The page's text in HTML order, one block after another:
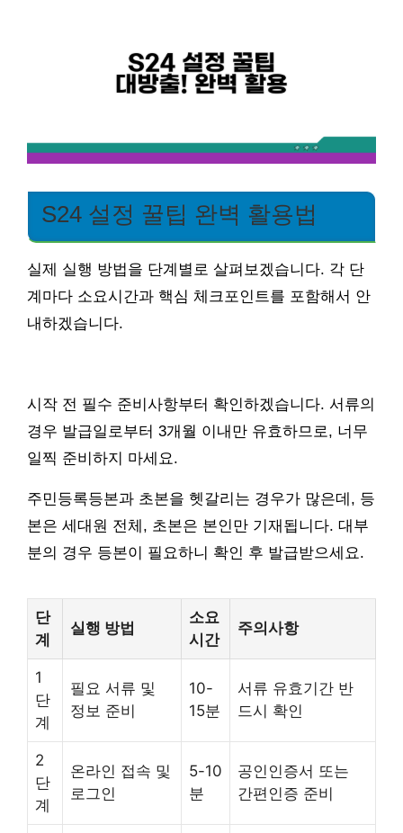
S24 설정 꿀팁 완벽 활용법
실제 실행 방법을 단계별로 살펴보겠습니다. 각 단
계마다 소요시간과 핵심 체크포인트를 포함해서 안
내하겠습니다.
시작 전 필수 준비사항부터 확인하겠습니다. 서류의
경우 발급일로부터 3개월 이내만 유효하므로, 너무
일찍 준비하지 마세요.
주민등록등본과 초본을 헷갈리는 경우가 많은데, 등
본은 세대원 전체, 초본은 본인만 기재됩니다. 대부
분의 경우 등본이 필요하니 확인 후 발급받으세요.
단
계
실행 방법
소요
시간
주의사항
1
단
계
필요 서류 및
정보 준비
10-
15분
서류 유효기간 반
드시 확인
2
단
계
온라인 접속 및
로그인
5-10
분
공인인증서 또는
간편인증 준비